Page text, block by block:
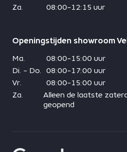
Za.
08:00-12:15 uur
Openingstijden showroom
Ma.
08:00-15:00 uur
Di. - Do.
08:00-17:00 uur
Vr.
08:00-15:00 uur
Za.
Alleen de laatste
geopend